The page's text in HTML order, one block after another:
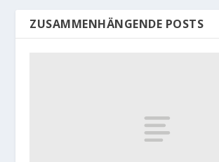
ZUSAMMENHÄNGENDE POSTS